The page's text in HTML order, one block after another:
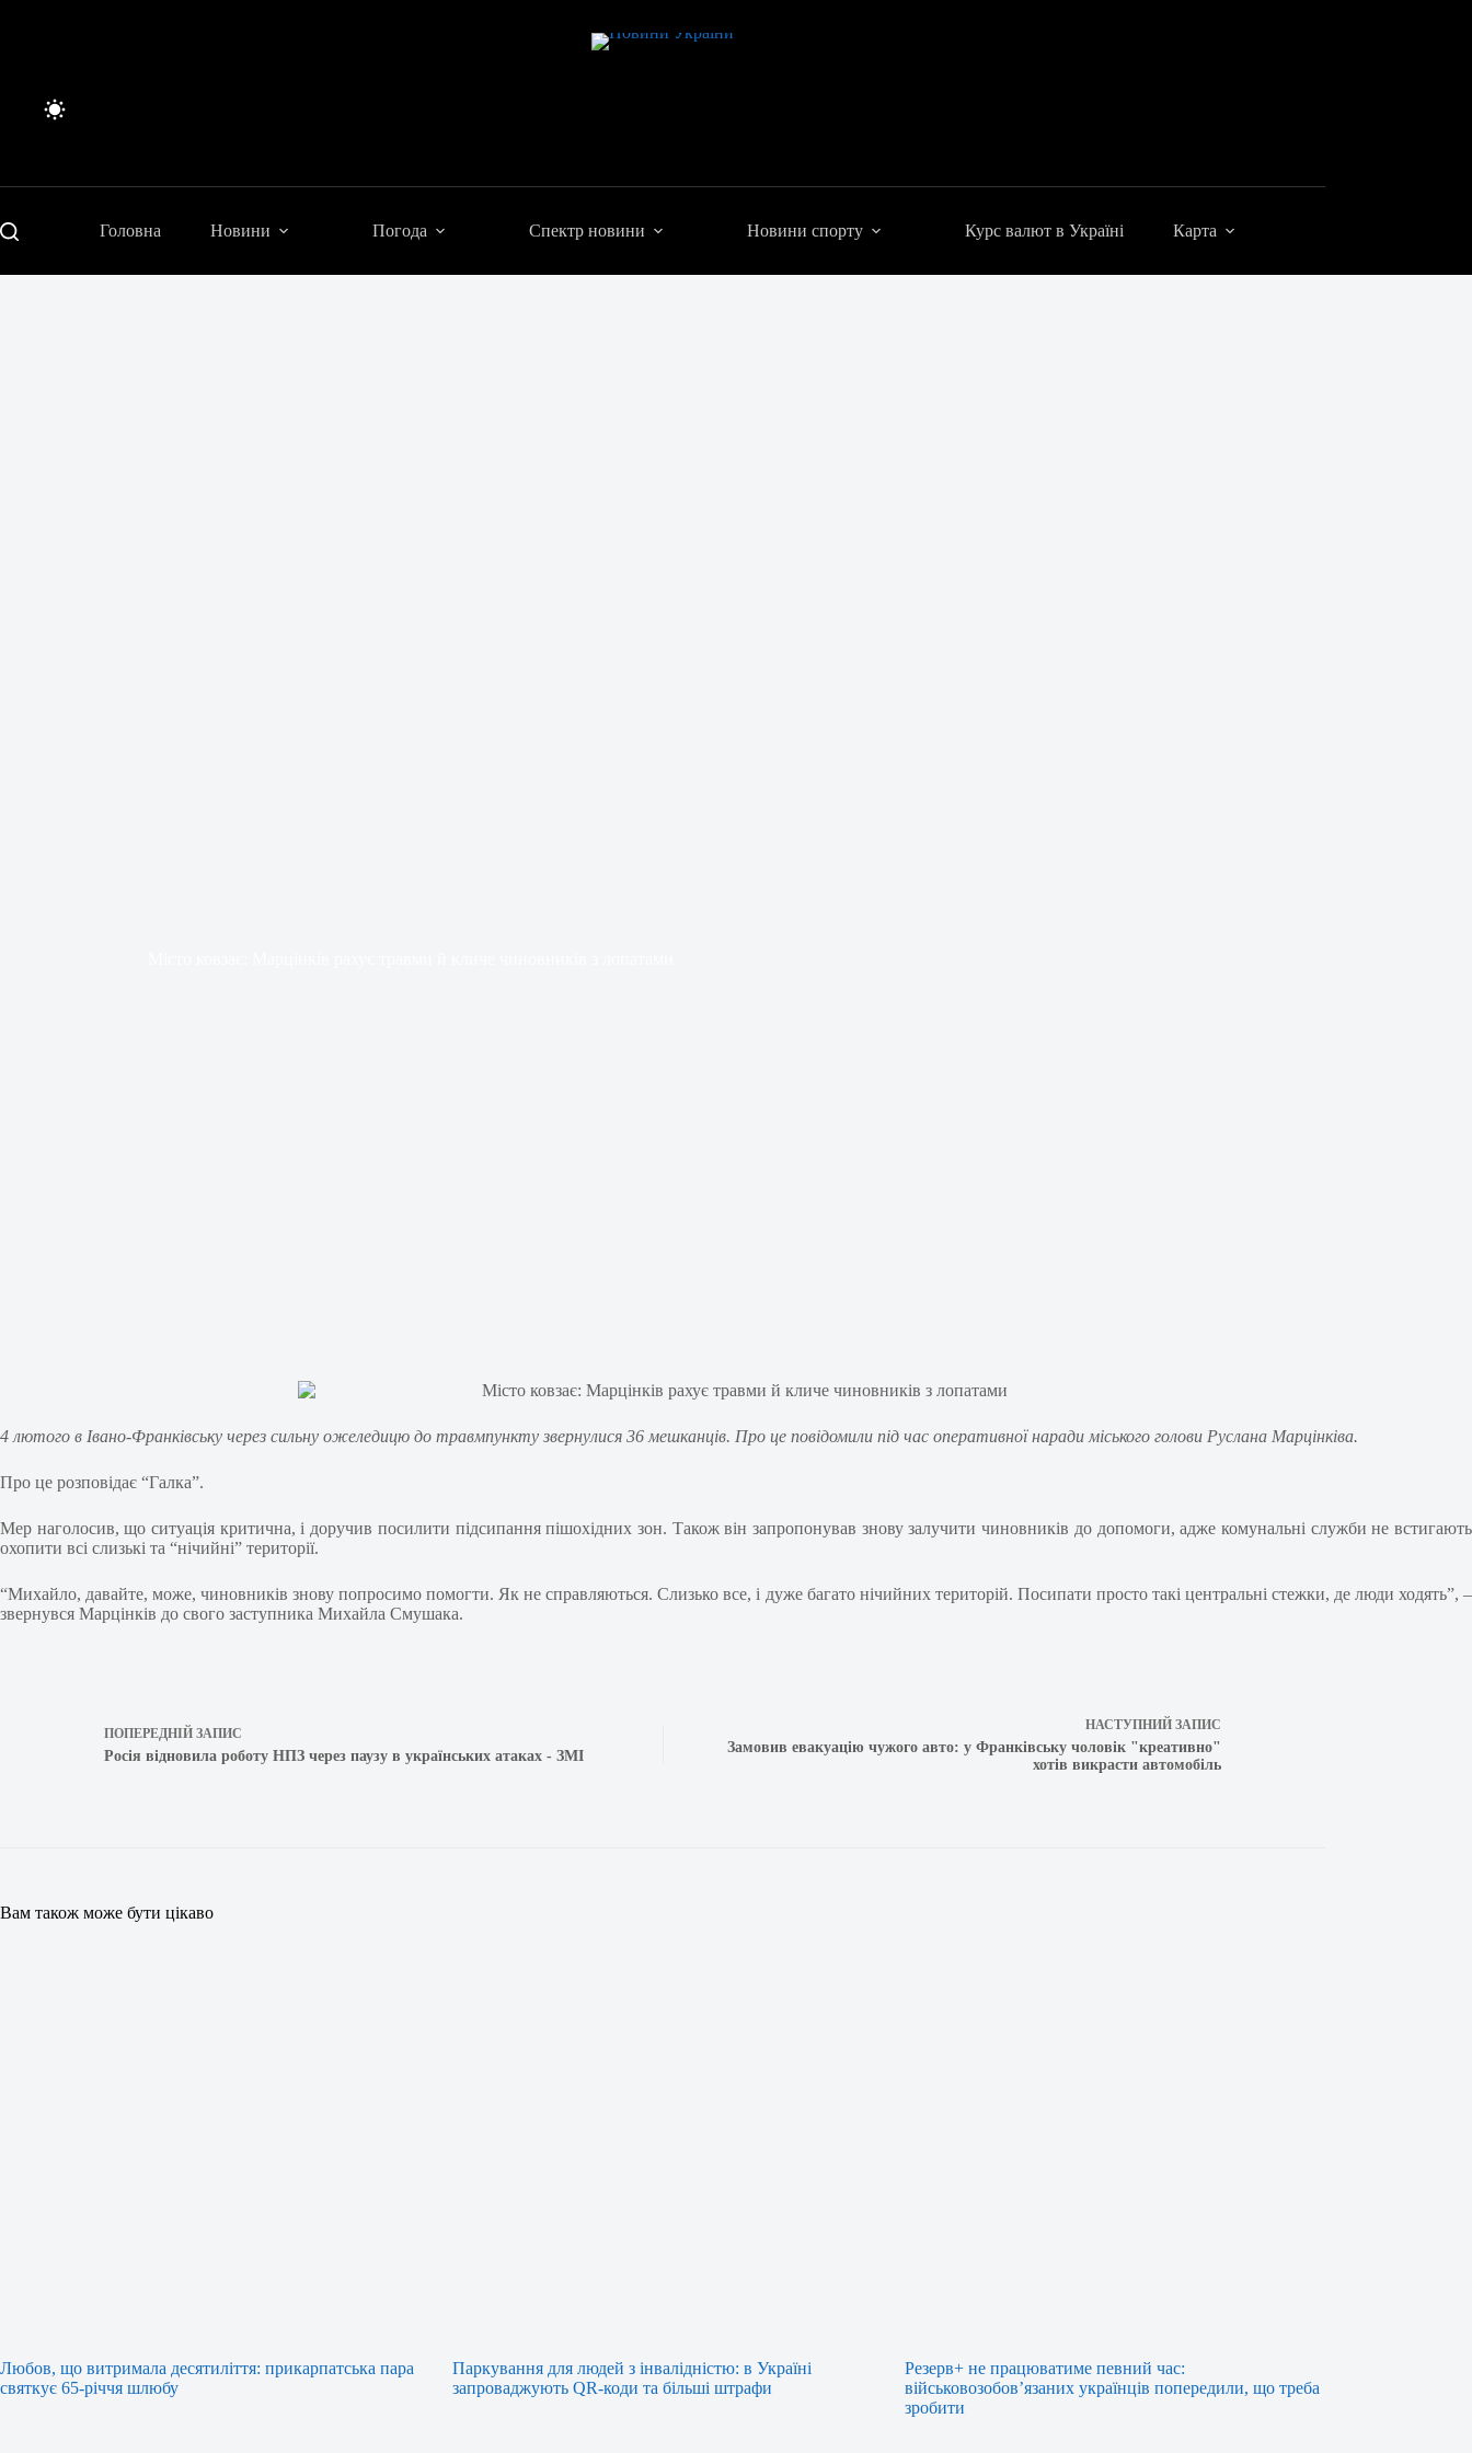
Головна Новини Погода Спектр новини Новини спорту Курс валют в Україні Карта
4 лютого в Івано-Франківську через сильну ожеледицю до травмпункту звернулися 36 мешканців. Про це повідомили під час оперативної наради міського голови Руслана Марцінківа.
Про це розповідає “Галка”.
Мер наголосив, що ситуація критична, і доручив посилити підсипання пішохідних зон. Також він запропонував знову залучити чиновників до допомоги, адже комунальні служби не встигають
охопити всі слизькі та “нічийні” території.
“Михайло, давайте, може, чиновників знову попросимо помогти. Як не справляються. Слизько все, і дуже багато нічийних територій. Посипати просто такі центральні стежки, де люди ходять”, –
звернувся Марцінків до свого заступника Михайла Смушака.
ПОПЕРЕДНІЙ ЗАПИС
Росія відновила роботу НПЗ через паузу в українських атаках - ЗМІ
НАСТУПНИЙ ЗАПИС
Замовив евакуацію чужого авто: у Франківську чоловік "креативно"
хотів викрасти автомобіль
Вам також може бути цікаво
Любов, що витримала десятиліття: прикарпатська пара
святкує 65-річчя шлюбу
Паркування для людей з інвалідністю: в Україні
запроваджують QR-коди та більші штрафи
Резерв+ не працюватиме певний час:
військовозобов’язаних українців попередили, що треба
зробити